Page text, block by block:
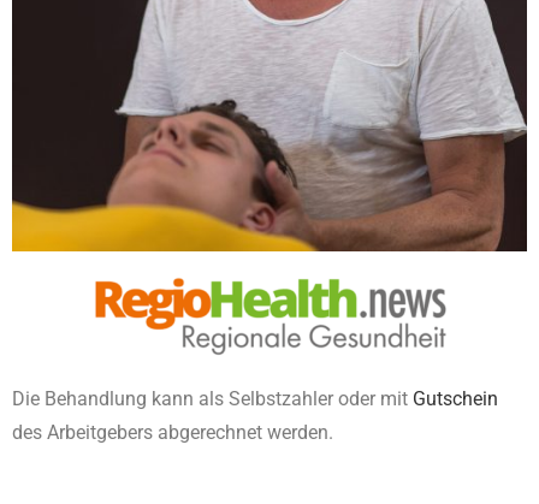
Die Behandlung kann als Selbstzahler oder mit Gutschein
des Arbeitgebers abgerechnet werden.